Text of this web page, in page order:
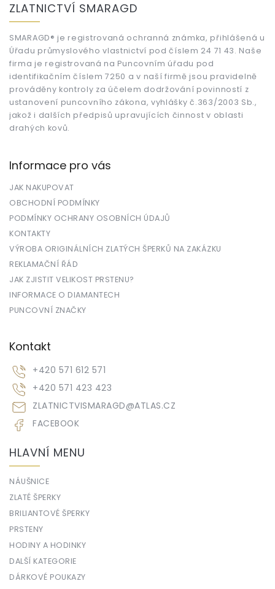
ZLATNICTVÍ SMARAGD
SMARAGD® je registrovaná ochranná známka, přihlášená u
Úřadu průmyslového vlastnictví pod číslem 24 71 43. Naše
firma je registrovaná na Puncovním úřadu pod
identifikačním číslem 7250 a v naší firmě jsou pravidelně
prováděny kontroly za účelem dodržování povinností z
ustanovení puncovního zákona, vyhlášky č.363/2003 Sb.,
jakož i dalších předpisů upravujících činnost v oblasti
drahých kovů.
Informace pro vás
JAK NAKUPOVAT
OBCHODNÍ PODMÍNKY
PODMÍNKY OCHRANY OSOBNÍCH ÚDAJŮ
KONTAKTY
VÝROBA ORIGINÁLNÍCH ZLATÝCH ŠPERKŮ NA ZAKÁZKU
REKLAMAČNÍ ŘÁD
JAK ZJISTIT VELIKOST PRSTENU?
INFORMACE O DIAMANTECH
PUNCOVNÍ ZNAČKY
Kontakt
ZLATNICTVISMARAGD@ATLAS.CZ
+420 571 612 571
+420 571 423 423
FACEBOOK
HLAVNÍ MENU
NÁUŠNICE
ZLATÉ ŠPERKY
BRILIANTOVÉ ŠPERKY
PRSTENY
HODINY A HODINKY
DALŠÍ KATEGORIE
DÁRKOVÉ POUKAZY